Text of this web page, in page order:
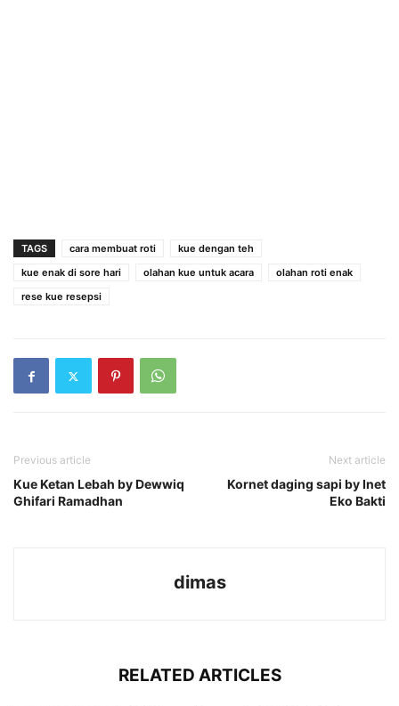
TAGS cara membuat roti
kue dengan teh
kue enak di sore hari
olahan kue untuk acara
olahan roti enak
rese kue resepsi
Previous article
Kue Ketan Lebah by Dewwiq
Ghifari Ramadhan
Next article
Kornet daging sapi by Inet
Eko Bakti
dimas
RELATED ARTICLES